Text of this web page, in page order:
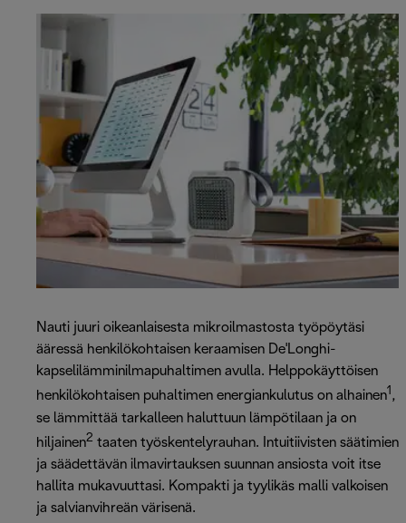
Nauti juuri oikeanlaisesta mikroilmastosta työpöytäsi
ääressä henkilökohtaisen keraamisen De'Longhi-
kapselilämminilmapuhaltimen avulla. Helppokäyttöisen
henkilökohtaisen puhaltimen energiankulutus on alhainen1 ,
se lämmittää tarkalleen haluttuun lämpötilaan ja on
hiljainen2 taaten työskentelyrauhan. Intuitiivisten säätimien
ja säädettävän ilmavirtauksen suunnan ansiosta voit itse
hallita mukavuuttasi. Kompakti ja tyylikäs malli valkoisen
ja salvianvihreän värisenä.